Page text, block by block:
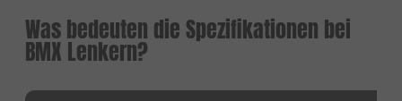
Was bedeuten die Spezifikationen bei
BMX Lenkern?